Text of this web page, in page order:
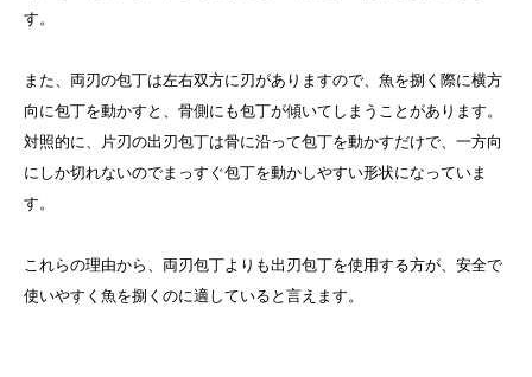
す。
また、両刃の包丁は左右双方に刃がありますので、魚を捌く際に横方
向に包丁を動かすと、骨側にも包丁が傾いてしまうことがあります。
対照的に、片刃の出刃包丁は骨に沿って包丁を動かすだけで、一方向
にしか切れないのでまっすぐ包丁を動かしやすい形状になっていま
す。
これらの理由から、両刃包丁よりも出刃包丁を使用する方が、安全で
使いやすく魚を捌くのに適していると言えます。